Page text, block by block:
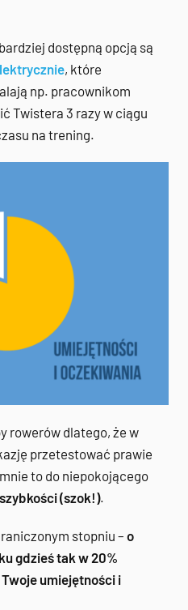
dostępną opcją są
, które
np. pracownikom
Twistera 3 razy w ciągu
na trening.
rowerów dlatego, że w
przetestować prawie
to do niepokojącego
(szok!).
stopniu – o
gdzieś tak w 20%
umiejętności i